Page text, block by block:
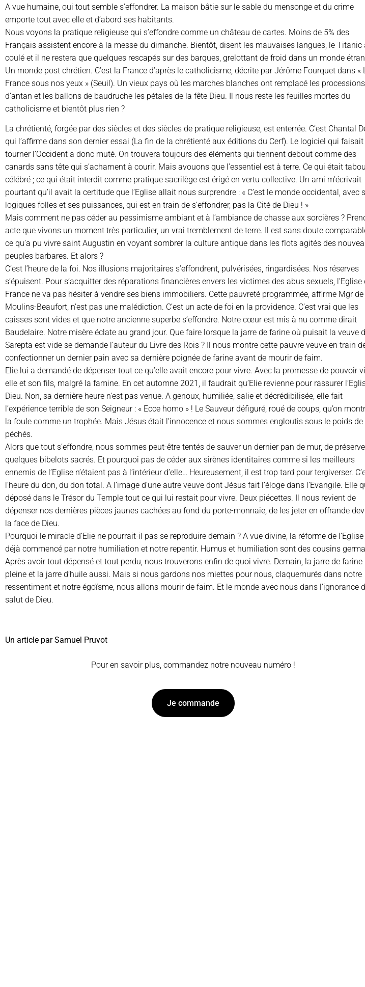
A vue humaine, oui tout semble s’effondrer. La maison bâtie sur le sable du mensonge et du crime
emporte tout avec elle et d’abord ses habitants.
Nous voyons la pratique religieuse qui s’effondre comme un château de cartes. Moins de 5% des
Français assistent encore à la messe du dimanche. Bientôt, disent les mauvaises langues, le Titanic
coulé et il ne restera que quelques rescapés sur des barques, grelottant de froid dans un monde
Un monde post chrétien. C’est la France d’après le catholicisme, décrite par Jérôme Fourquet dans «
France sous nos yeux » (Seuil). Un vieux pays où les marches blanches ont remplacé les processions
d’antan et les ballons de baudruche les pétales de la fête Dieu. Il nous reste les feuilles mortes du
catholicisme et bientôt plus rien ?
La chrétienté, forgée par des siècles et des siècles de pratique religieuse, est enterrée. C’est Chantal
qui l’affirme dans son dernier essai (La fin de la chrétienté aux éditions du Cerf). Le logiciel qui faisait
tourner l’Occident a donc muté. On trouvera toujours des éléments qui tiennent debout comme des
canards sans tête qui s’acharnent à courir. Mais avouons que l’essentiel est à terre. Ce qui était
célébré ; ce qui était interdit comme pratique sacrilège est érigé en vertu collective. Un ami m’écrivait
pourtant qu’il avait la certitude que l’Eglise allait nous surprendre : « C’est le monde occidental, avec
logiques folles et ses puissances, qui est en train de s’effondrer, pas la Cité de Dieu ! »
Mais comment ne pas céder au pessimisme ambiant et à l’ambiance de chasse aux sorcières ?
acte que vivons un moment très particulier, un vrai tremblement de terre. Il est sans doute
ce qu’a pu vivre saint Augustin en voyant sombrer la culture antique dans les flots agités des
peuples barbares. Et alors ?
C’est l’heure de la foi. Nos illusions majoritaires s’effondrent, pulvérisées, ringardisées. Nos réserves
s’épuisent. Pour s’acquitter des réparations financières envers les victimes des abus sexuels, l’Eglise
France ne va pas hésiter à vendre ses biens immobiliers. Cette pauvreté programmée, affirme Mgr de
Moulins-Beaufort, n’est pas une malédiction. C’est un acte de foi en la providence. C’est vrai que les
caisses sont vides et que notre ancienne superbe s’effondre. Notre cœur est mis à nu comme dirait
Baudelaire. Notre misère éclate au grand jour. Que faire lorsque la jarre de farine où puisait la veuve
Sarepta est vide se demande l’auteur du Livre des Rois ? Il nous montre cette pauvre veuve en train
confectionner un dernier pain avec sa dernière poignée de farine avant de mourir de faim.
Elie lui a demandé de dépenser tout ce qu’elle avait encore pour vivre. Avec la promesse de pouvoir
elle et son fils, malgré la famine. En cet automne 2021, il faudrait qu’Elie revienne pour rassurer
Dieu. Non, sa dernière heure n’est pas venue. A genoux, humiliée, salie et décrédibilisée, elle fait
l’expérience terrible de son Seigneur : « Ecce homo » ! Le Sauveur défiguré, roué de coups, qu’on
la foule comme un trophée. Mais Jésus était l’innocence et nous sommes engloutis sous le poids de
péchés.
Alors que tout s’effondre, nous sommes peut-être tentés de sauver un dernier pan de mur, de
quelques bibelots sacrés. Et pourquoi pas de céder aux sirènes identitaires comme si les meilleurs
ennemis de l’Eglise n’étaient pas à l’intérieur d’elle… Heureusement, il est trop tard pour tergiverser.
l’heure du don, du don total. A l’image d’une autre veuve dont Jésus fait l’éloge dans l’Evangile. Elle
déposé dans le Trésor du Temple tout ce qui lui restait pour vivre. Deux piécettes. Il nous revient de
dépenser nos dernières pièces jaunes cachées au fond du porte-monnaie, de les jeter en offrande
la face de Dieu.
Pourquoi le miracle d’Elie ne pourrait-il pas se reproduire demain ? A vue divine, la réforme de l’Eglise
déjà commencé par notre humiliation et notre repentir. Humus et humiliation sont des cousins
Après avoir tout dépensé et tout perdu, nous trouverons enfin de quoi vivre. Demain, la jarre de farine
pleine et la jarre d’huile aussi. Mais si nous gardons nos miettes pour nous, claquemurés dans notre
ressentiment et notre égoïsme, nous allons mourir de faim. Et le monde avec nous dans l’ignorance
salut de Dieu.
Un article par Samuel Pruvot
Pour en savoir plus, commandez notre nouveau numéro !
Je commande